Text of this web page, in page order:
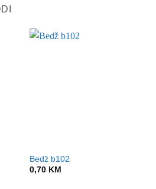
Bedž b102
0,70 KM